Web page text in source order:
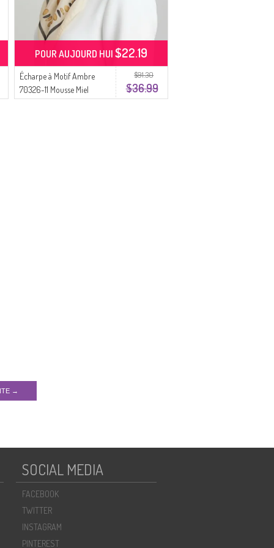
$91.30
$36.99
Écharpe à Motif Ambre
70326-11 Mousse Miel
POUR AUJOURD HUI$22.19
→
SOCIAL MEDIA
FACEBOOK
TWITTER
INSTAGRAM
PINTEREST